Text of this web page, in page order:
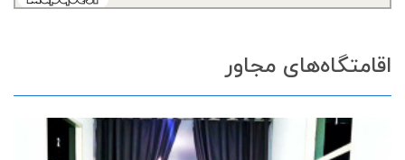
اقامتگاه‌های مجاور